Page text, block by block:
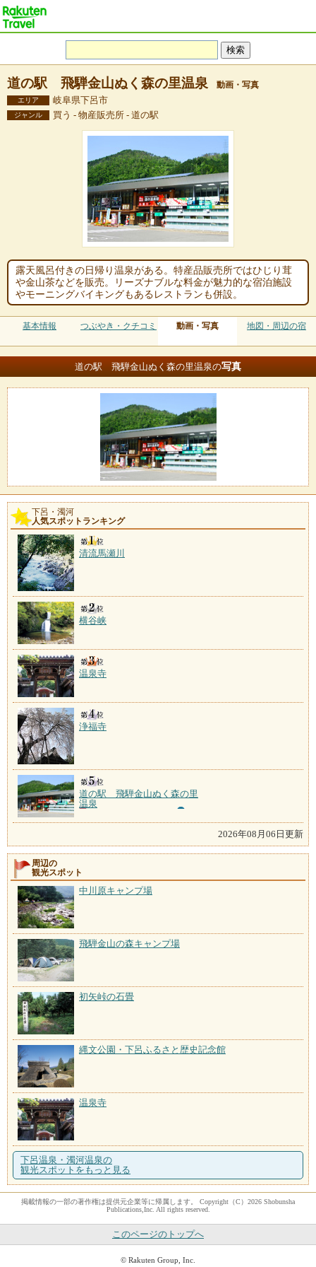
道の駅 飛騨金山ぬく森の里温泉 動画・写真
エリア 岐阜県下呂市
ジャンル 買う - 物産販売所 - 道の駅
露天風呂付きの日帰り温泉がある。特産品販売所ではひじり茸
や金山茶などを販売。リーズナブルな料金が魅力的な宿泊施設
やモーニングバイキングもあるレストランも併設。
基本情報 つぶやき・クチコミ 動画・写真 地図・周辺の宿
道の駅 飛騨金山ぬく森の里温泉の写真
下呂・濁河
人気スポットランキング
清流馬瀬川
横谷峡
温泉寺
浄福寺
道の駅 飛騨金山ぬく森の里
温泉
2026年08月06日更新
周辺の
観光スポット
中川原キャンプ場
飛騨金山の森キャンプ場
初矢峠の石畳
縄文公園・下呂ふるさと歴史記念館
温泉寺
下呂温泉・濁河温泉の
観光スポットをもっと見る
掲載情報の一部の著作権は提供元企業等に帰属します。 Copyright（C）2026 Shobunsha
Publications,Inc. All rights reserved.
このページのトップへ
© Rakuten Group, Inc.